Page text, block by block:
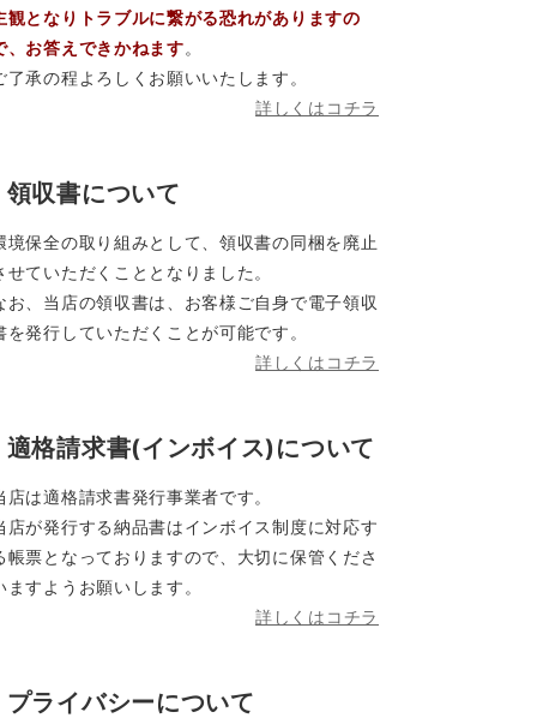
観となりトラブルに繋がる恐れがありますの
、お答えできかねます。
了承の程よろしくお願いいたします。
詳しくはコチラ
領収書について
境保全の取り組みとして、領収書の同梱を廃止
せていただくこととなりました。
お、当店の領収書は、お客様ご自身で電子領収
を発行していただくことが可能です。
詳しくはコチラ
適格請求書(インボイス)について
店は適格請求書発行事業者です。
店が発行する納品書はインボイス制度に対応す
帳票となっておりますので、大切に保管くださ
ますようお願いします。
詳しくはコチラ
プライバシーについて